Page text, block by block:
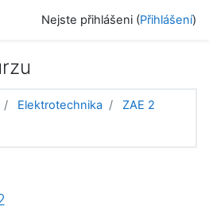
Nejste přihlášeni (Přihlášení)
Elektrotechnika
ZAE 2